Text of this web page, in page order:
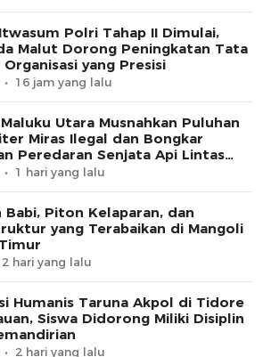
Polri Tahap II Dimulai,
Malut Dorong Peningkatan Tata
yang Presisi
16 jam yang lalu
Utara Musnahkan Puluhan
Miras Ilegal dan Bongkar
Peredaran Senjata Api Lintas
1 hari yang lalu
Babi, Piton Kelaparan, dan
yang Terabaikan di Mangoli
2 hari yang lalu
Humanis Taruna Akpol di Tidore
Siswa Didorong Miliki Disiplin
2 hari yang lalu